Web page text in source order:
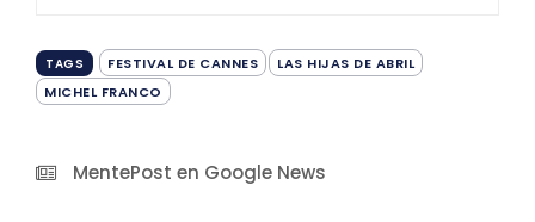
TAGS FESTIVAL DE CANNES
LAS HIJAS DE ABRIL
MICHEL FRANCO
MentePost en Google News